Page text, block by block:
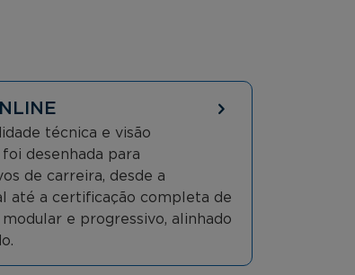
técnica e visão
desenhada para
de carreira, desde a
até a certificação completa de
e progressivo, alinhado